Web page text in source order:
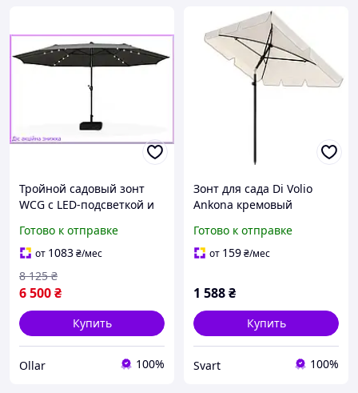
Тройной садовый зонт
WCG с LED-подсветкой и
черный пляжный зонт
для террасы и сада с
защитой
Готово к отправке
от 1083₴/мес
6 500₴
8 125 ₴
Купить
Ollar 100%
Зонт для сада Di Volio
Ankona кремовый
конструкцией, с чехлом
/Svart/ -stunning-
Готово к отправке
от 159₴/мес
1 588₴
Купить
Svart 100%